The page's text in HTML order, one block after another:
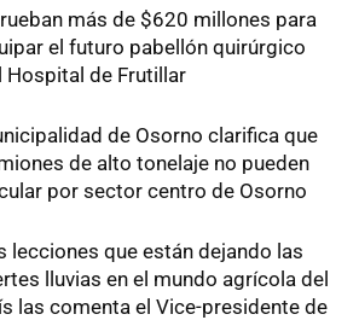
más de $620 millones para
el futuro pabellón quirúrgico
Hospital de Frutillar
de Osorno clarifica que
de alto tonelaje no pueden
por sector centro de Osorno
lecciones que están dejando las
lluvias en el mundo agrícola del
las comenta el Vice-presidente de